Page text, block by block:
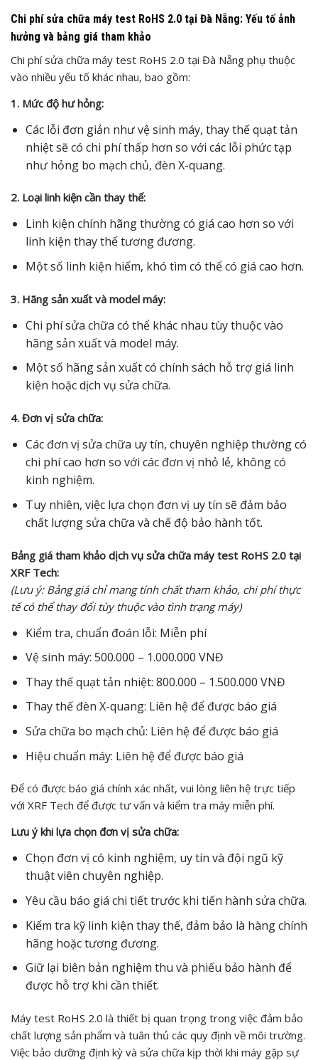
Chi phí sửa chữa máy test RoHS 2.0 tại Đà Nẵng: Yếu tố ảnh
hưởng và bảng giá tham khảo
Chi phí sửa chữa máy test RoHS 2.0 tại Đà Nẵng phụ thuộc
vào nhiều yếu tố khác nhau, bao gồm:
1. Mức độ hư hỏng:
Các lỗi đơn giản như vệ sinh máy, thay thế quạt tản
nhiệt sẽ có chi phí thấp hơn so với các lỗi phức tạp
như hỏng bo mạch chủ, đèn X-quang.
2. Loại linh kiện cần thay thế:
Linh kiện chính hãng thường có giá cao hơn so với
linh kiện thay thế tương đương.
Một số linh kiện hiếm, khó tìm có thể có giá cao hơn.
3. Hãng sản xuất và model máy:
Chi phí sửa chữa có thể khác nhau tùy thuộc vào
hãng sản xuất và model máy.
Một số hãng sản xuất có chính sách hỗ trợ giá linh
kiện hoặc dịch vụ sửa chữa.
4. Đơn vị sửa chữa:
Các đơn vị sửa chữa uy tín, chuyên nghiệp thường có
chi phí cao hơn so với các đơn vị nhỏ lẻ, không có
kinh nghiệm.
Tuy nhiên, việc lựa chọn đơn vị uy tín sẽ đảm bảo
chất lượng sửa chữa và chế độ bảo hành tốt.
Bảng giá tham khảo dịch vụ sửa chữa máy test RoHS 2.0 tại
XRF Tech:
(Lưu ý: Bảng giá chỉ mang tính chất tham khảo, chi phí thực
tế có thể thay đổi tùy thuộc vào tình trạng máy)
Kiểm tra, chuẩn đoán lỗi: Miễn phí
Vệ sinh máy: 500.000 – 1.000.000 VNĐ
Thay thế quạt tản nhiệt: 800.000 – 1.500.000 VNĐ
Thay thế đèn X-quang: Liên hệ để được báo giá
Sửa chữa bo mạch chủ: Liên hệ để được báo giá
Hiệu chuẩn máy: Liên hệ để được báo giá
Để có được báo giá chính xác nhất, vui lòng liên hệ trực tiếp
với XRF Tech để được tư vấn và kiểm tra máy miễn phí.
Lưu ý khi lựa chọn đơn vị sửa chữa:
Chọn đơn vị có kinh nghiệm, uy tín và đội ngũ kỹ
thuật viên chuyên nghiệp.
Yêu cầu báo giá chi tiết trước khi tiến hành sửa chữa.
Kiểm tra kỹ linh kiện thay thế, đảm bảo là hàng chính
hãng hoặc tương đương.
Giữ lại biên bản nghiệm thu và phiếu bảo hành để
được hỗ trợ khi cần thiết.
Máy test RoHS 2.0 là thiết bị quan trọng trong việc đảm bảo
chất lượng sản phẩm và tuân thủ các quy định về môi trường.
Việc bảo dưỡng định kỳ và sửa chữa kịp thời khi máy gặp sự